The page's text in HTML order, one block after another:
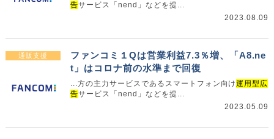
告サービス「nend」などを提...
2023.08.09
通販支援
ファンコミ１Qは営業利益7.3％増、「A8.ne
t」はコロナ前の水準まで回復
...方の主力サービスであるスマートフォン向け運用型広
告サービス「nend」などを提...
2023.05.09